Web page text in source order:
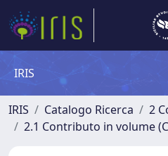
IRIS
IRIS Catalogo Ricerca
2
2.1 Contributo in volume